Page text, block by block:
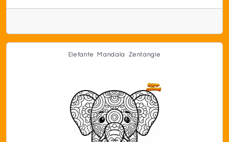
Elefante Mandala Zentangle